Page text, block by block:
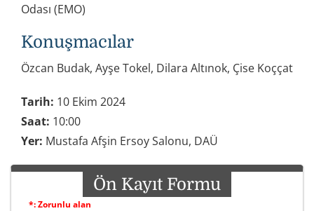
Odası (EMO)
Konuşmacılar
Özcan Budak, Ayşe Tokel, Dilara Altınok, Çise Koççat
Tarih: 10 Ekim 2024
Saat: 10:00
Yer: Mustafa Afşin Ersoy Salonu, DAÜ
Ön Kayıt Formu
*: Zorunlu alan